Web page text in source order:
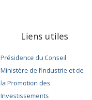
Liens utiles
Présidence du Conseil
Ministère de l’Industrie et de
la Promotion des
Investissements